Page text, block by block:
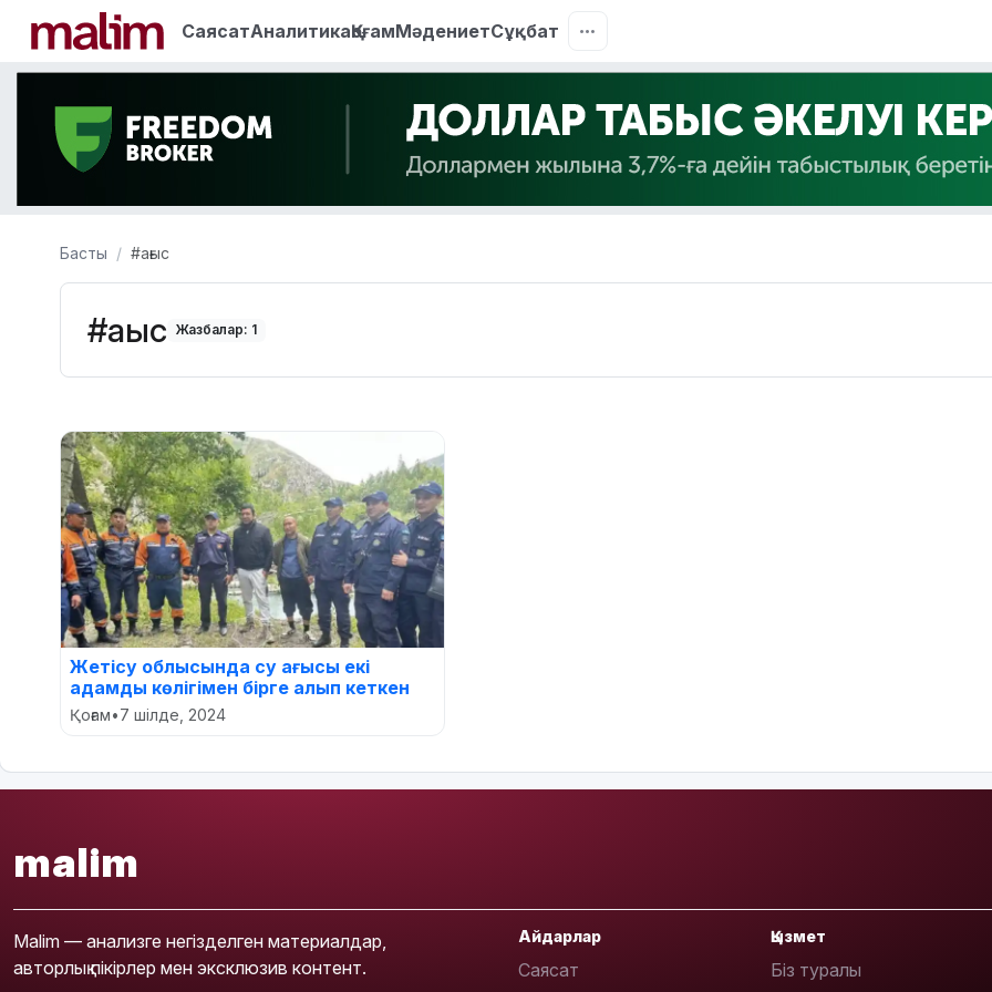
СаясатАналитикаҚоғамМәдениетСұқбат
Басты #ағыс
#ағыс Жазбалар: 1
Жетісу облысында су ағысы екі
адамды көлігімен бірге алып кеткен
Қоғам•7 шілде, 2024
malim
Malim — анализге негізделген материалдар,
авторлық пікірлер мен эксклюзив контент.
Айдарлар
Саясат
Қызмет
Біз туралы